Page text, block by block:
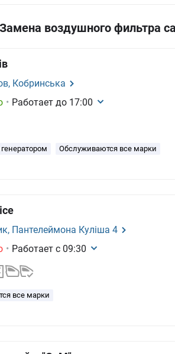
воздушного фильтра
Кобринська
• Работает до 17:00
Обслуживаются все марки
Пантелеймона Куліша 4
• Работает с 09:30
все марки